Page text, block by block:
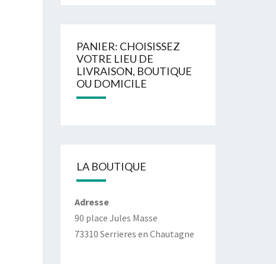
PANIER: CHOISISSEZ
VOTRE LIEU DE
LIVRAISON, BOUTIQUE
OU DOMICILE
LA BOUTIQUE
Adresse
90 place Jules Masse
73310 Serrieres en Chautagne